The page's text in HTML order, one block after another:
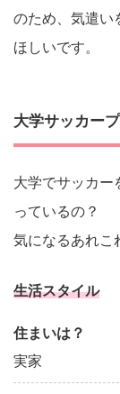
のため、気遣い
ほしいです。
大学サッカー
大学でサッカー
っているの？
気になるあれこ
生活スタイル
住まいは？
実家